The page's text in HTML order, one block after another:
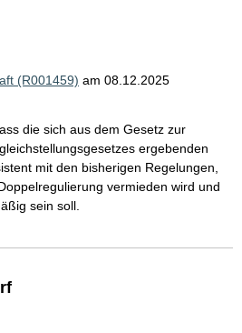
(R001459) am 08.12.2025
die sich aus dem Gesetz zur
ergebenden
mit den bisherigen Regelungen,
vermieden wird und
sein soll.